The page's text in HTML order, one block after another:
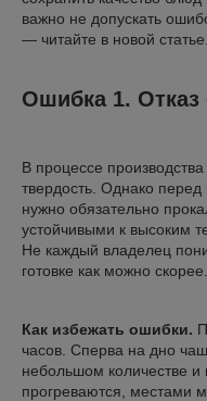
важно не допускать
— читайте в новой статье.
Ошибка 1. Отказ
В процессе
твердость. Однако
нужно обязательно
устойчивыми к высоким
Не каждый владелец
готовке как можно скорее.
Как избежать ошибки.
часов. Сперва на дно
небольшом количестве
прогреваются, местами